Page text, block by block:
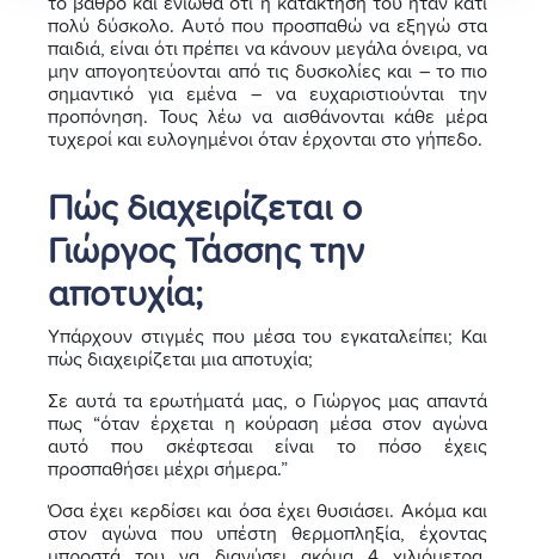
το βάθρο και ένιωθα ότι η κατάκτησή του ήταν κάτι
πολύ δύσκολο. Αυτό που προσπαθώ να εξηγώ στα
παιδιά, είναι ότι πρέπει να κάνουν μεγάλα όνειρα, να
μην απογοητεύονται από τις δυσκολίες και – το πιο
σημαντικό για εμένα – να ευχαριστιούνται την
προπόνηση. Τους λέω να αισθάνονται κάθε μέρα
τυχεροί και ευλογημένοι όταν έρχονται στο γήπεδο.
Πώς διαχειρίζεται ο
Γιώργος Τάσσης την
αποτυχία;
Υπάρχουν στιγμές που μέσα του εγκαταλείπει; Και
πώς διαχειρίζεται μια αποτυχία;
Σε αυτά τα ερωτήματά μας, ο Γιώργος μας απαντά
πως “όταν έρχεται η κούραση μέσα στον αγώνα
αυτό που σκέφτεσαι είναι το πόσο έχεις
προσπαθήσει μέχρι σήμερα.”
Όσα έχει κερδίσει και όσα έχει θυσιάσει. Ακόμα και
στον αγώνα που υπέστη θερμοπληξία, έχοντας